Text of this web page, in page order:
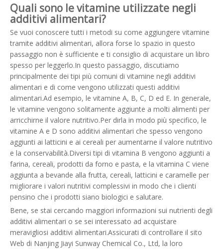
Quali sono le vitamine utilizzate negli
additivi alimentari?
Se vuoi conoscere tutti i metodi su come aggiungere vitamine
tramite additivi alimentari, allora forse lo spazio in questo
passaggio non è sufficiente e ti consiglio di acquistare un libro
spesso per leggerlo.In questo passaggio, discutiamo
principalmente dei tipi più comuni di vitamine negli additivi
alimentari e di come vengono utilizzati questi additivi
alimentari.Ad esempio, le vitamine A, B, C, D ed E. In generale,
le vitamine vengono solitamente aggiunte a molti alimenti per
arricchirne il valore nutritivo.Per dirla in modo più specifico, le
vitamine A e D sono additivi alimentari che spesso vengono
aggiunti ai latticini e ai cereali per aumentarne il valore nutritivo
e la conservabilità.Diversi tipi di vitamina B vengono aggiunti a
farina, cereali, prodotti da forno e pasta, e la vitamina C viene
aggiunta a bevande alla frutta, cereali, latticini e caramelle per
migliorare i valori nutritivi complessivi in ​​modo che i clienti
pensino che i prodotti siano biologici e salutare.
Bene, se stai cercando maggiori informazioni sui nutrienti degli
additivi alimentari o se sei interessato ad acquistare
meravigliosi additivi alimentari.Assicurati di controllare il sito
Web di Nanjing Jiayi Sunway Chemical Co., Ltd, la loro